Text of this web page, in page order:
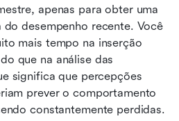
apenas para obter uma
do desempenho recente. Você
mais tempo na inserção
que na análise das
significa que percepções
prever o comportamento
constantemente perdidas.